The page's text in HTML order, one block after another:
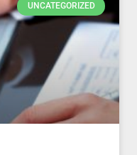
UNCATEGORIZED